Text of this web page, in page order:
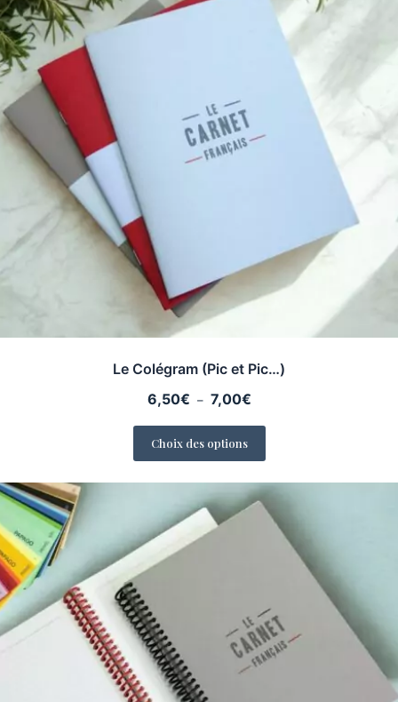
Le Colégram (Pic et Pic…)
6,50€ – 7,00€Plage
7,00€
Choix des options